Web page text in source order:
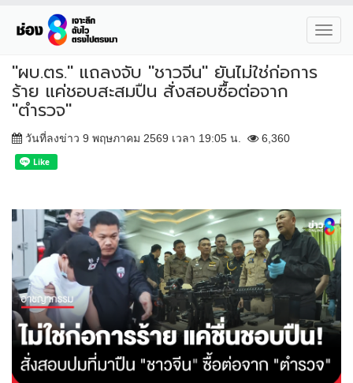
"ผบ.ตร." แถลงจับ "ชาวจีน" ยันไม่ใช่ก่อการ
ร้าย แค่ชอบสะสมปืน สั่งสอบซื้อต่อจาก
"ตำรวจ"
วันที่ลงข่าว 9 พฤษภาคม 2569 เวลา 19:05 น. 6,360